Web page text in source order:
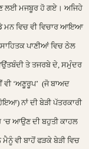
ਲਈ ਮਜਬੂਰ ਹੋ ਗਏ। ਅਜਿਹੇ
ਮਨ ਵਿਚ ਵੀ ਵਿਚਾਰ ਆਇਆ
ਸਾਹਿਤਕ ਪਾਣੀਆਂ ਵਿਚ ਠੇਲ
ਤੇ ਤਜਰਬੇ ਦੇ, ਸਮੁੰਦਰ
ਵੀ ‘ਅਣੂਰੂਪ’ (ਜੋ ਬਾਅਦ
ਨਾਂ ਦੀ ਬੇੜੀ ਪੱਤਰਕਾਰੀ
ਆਉਣ ਦੀ ਬਹੁਤੀ ਕਾਹਲ
ਵੀ ਬਾਹੋਂ ਫੜਕੇ ਬੇੜੀ ਵਿਚ